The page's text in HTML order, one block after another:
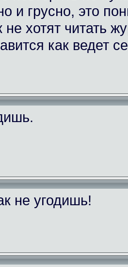
и грусно, это
хотят читать
как ведет
не угодишь!